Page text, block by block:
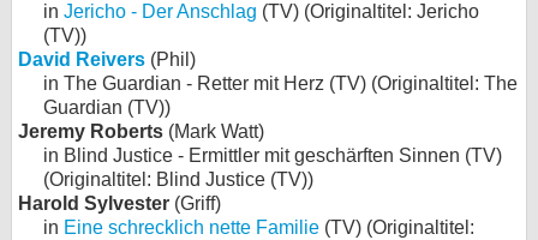
in Jericho - Der Anschlag (TV) (Originaltitel: Jericho
(TV))
David Reivers (Phil)
in The Guardian - Retter mit Herz (TV) (Originaltitel: The
Guardian (TV))
Jeremy Roberts (Mark Watt)
in Blind Justice - Ermittler mit geschärften Sinnen (TV)
(Originaltitel: Blind Justice (TV))
Harold Sylvester (Griff)
in Eine schrecklich nette Familie (TV) (Originaltitel: